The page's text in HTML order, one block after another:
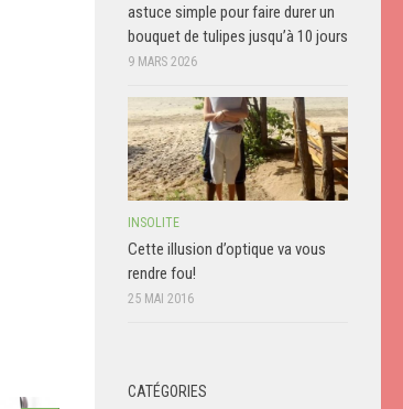
astuce simple pour faire durer un
bouquet de tulipes jusqu’à 10 jours
9 MARS 2026
INSOLITE
Cette illusion d’optique va vous
rendre fou!
25 MAI 2016
CATÉGORIES